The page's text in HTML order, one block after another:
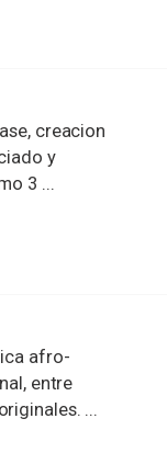
creacion
y
3 ...
afro-
entre
...